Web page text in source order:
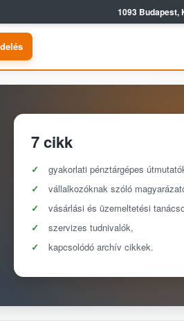
1093 Budapest,
7 cikk
gyakorlati pénztárgépes
vállalkozóknak szóló
vásárlási és üzemeltetési
szervizes tudnivalók,
kapcsolódó archív cikkek.